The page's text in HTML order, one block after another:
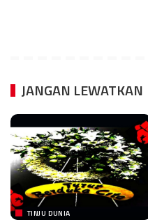
JANGAN LEWATKAN
TINJU DUNIA